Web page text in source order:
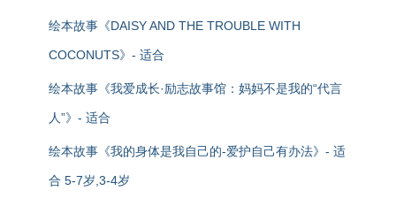
绘本故事《DAISY AND THE TROUBLE WITH
COCONUTS》- 适合
绘本故事《我爱成长·励志故事馆：妈妈不是我的“代言
人”》- 适合
绘本故事《我的身体是我自己的-爱护自己有办法》- 适
合 5-7岁,3-4岁